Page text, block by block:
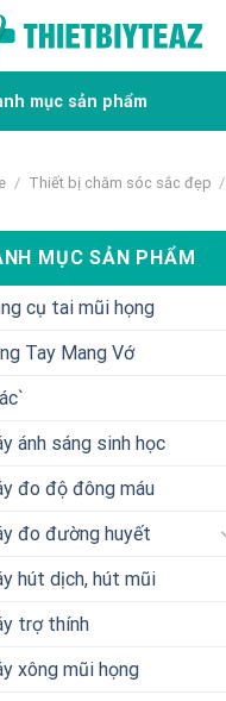
mục sản phẩm
/ Thiết bị chăm sóc sắc đẹp /
MỤC SẢN PHẨM
cụ tai mũi họng
Tay Mang Vớ
ánh sáng sinh học
đo độ đông máu
đo đường huyết
hút dịch, hút mũi
trợ thính
xông mũi họng